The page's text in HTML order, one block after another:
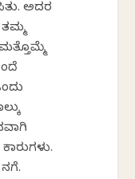
ಅದರ
ತಮ್ಮ